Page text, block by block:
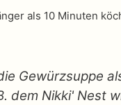
als 10 Minuten
Gewürzsuppe
dem Nikki' Nest